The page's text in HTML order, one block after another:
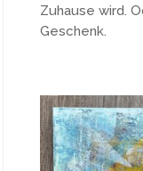
Zuhause wird.
Geschenk.